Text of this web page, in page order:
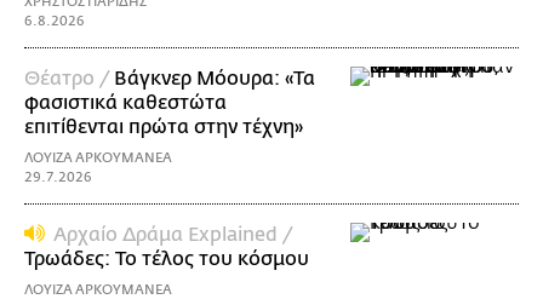
6.8.2026
Θέατρο / Βάγκνερ Μόουρα: «Τα
φασιστικά καθεστώτα
επιτίθενται πρώτα στην τέχνη»
ΛΟΥΙΖΑ ΑΡΚΟΥΜΑΝΕΑ
29.7.2026
Αρχαίο Δράμα Explained /
Τρωάδες: Το τέλος του κόσμου
ΛΟΥΙΖΑ ΑΡΚΟΥΜΑΝΕΑ